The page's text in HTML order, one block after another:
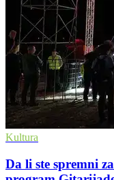
Kultura
Da li ste spremni